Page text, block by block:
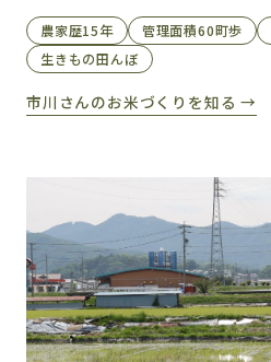
農家歴15年 管理面積60町歩
生きもの田んぼ
市川さんのお米づくりを知る →